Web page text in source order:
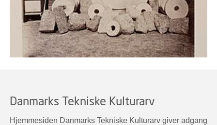
Danmarks Tekniske Kulturarv
Hjemmesiden Danmarks Tekniske Kulturarv giver adgang